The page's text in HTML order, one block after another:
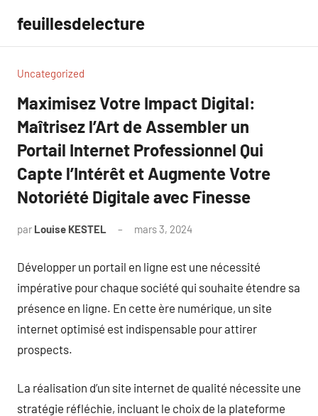
contenu
feuillesdelecture
Uncategorized
Maximisez Votre Impact Digital:
Maîtrisez l’Art de Assembler un
Portail Internet Professionnel Qui
Capte l’Intérêt et Augmente Votre
Notoriété Digitale avec Finesse
par Louise KESTEL mars 3, 2024
Développer un portail en ligne est une nécessité
impérative pour chaque société qui souhaite étendre sa
présence en ligne. En cette ère numérique, un site
internet optimisé est indispensable pour attirer
prospects.
La réalisation d’un site internet de qualité nécessite une
stratégie réfléchie, incluant le choix de la plateforme